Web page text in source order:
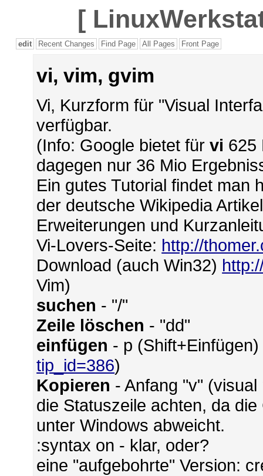
[
edit Recent Changes Find Page All Pages Front Page
vi, vim, gvim
Vi, Kurzform für "Visual
verfügbar.
(Info: Google bietet fürvi 625
dagegen nur 36 Mio
Ein gutes Tutorial findet man
der deutsche Wikipedia
Erweiterungen und
Vi-Lovers-Seite: http://
Download (auch Win32)
Vim)
suchen - "/"
Zeile löschen - "dd"
einfügen - p
tip_id=386)
Kopieren - Anfang "v"
die Statuszeile achten, da
unter Windows abweicht.
:syntax on - klar, oder?
eine "aufgebohrte" Version: